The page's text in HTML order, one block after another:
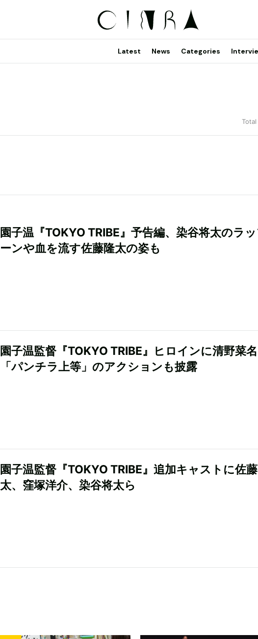
Latest News Categories
園子温『TOKYO TRIBE』予告編、染谷将太のラ
ーンや血を流す佐藤隆太の姿も
園子温監督『TOKYO TRIBE』ヒロインに清野菜
「パンチラ上等」のアクションも披露
園子温監督『TOKYO TRIBE』追加キャストに佐
太、窪塚洋介、染谷将太ら